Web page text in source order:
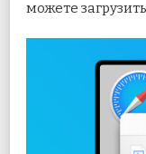
можете